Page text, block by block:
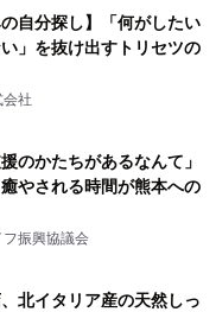
の自分探し】「何がしたい
」を抜け出すトリセツの
社
援のかたちがあるなんて」
やされる時間が熊本への
振興協議会
北イタリア産の天然しっ